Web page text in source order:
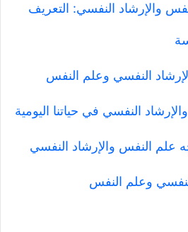
والإرشاد النفسي: التعريف
النفسي وعلم النفس
النفسي في حياتنا اليومية
علم النفس والإرشاد النفسي
وعلم النفس